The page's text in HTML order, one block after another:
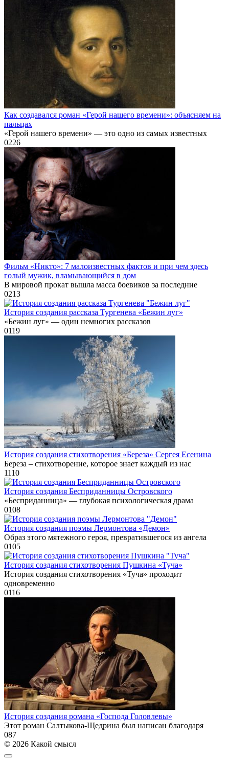
Как создавался роман «Герой нашего времени»: объясняем на
пальцах
«Герой нашего времени» — это одно из самых известных
0226
Фильм «Никто»: 7 малоизвестных фактов и при чем здесь
голый мужик, вламывающийся в дом
В мировой прокат вышла масса боевиков за последние
0213
История создания рассказа Тургенева «Бежин луг»
«Бежин луг» — один немногих рассказов
0119
История создания стихотворения «Береза» Сергея Есенина
Береза – стихотворение, которое знает каждый из нас
1110
История создания Бесприданницы Островского
«Бесприданница» — глубокая психологическая драма
0108
История создания поэмы Лермонтова «Демон»
Образ этого мятежного героя, превратившегося из ангела
0105
История создания стихотворения Пушкина «Туча»
История создания стихотворения «Туча» проходит
одновременно
0116
История создания романа «Господа Головлевы»
Этот роман Салтыкова-Щедрина был написан благодаря
087
© 2026 Какой смысл